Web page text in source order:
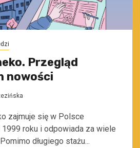
Przegląd
nowości
zajmuje się w Polsce
roku i odpowiada za wiele
długiego stażu...